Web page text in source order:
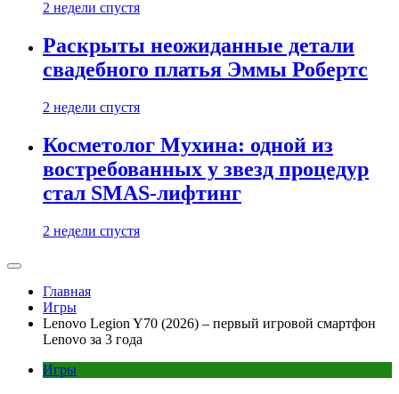
2 недели спустя
Раскрыты неожиданные детали
свадебного платья Эммы Робертс
2 недели спустя
Косметолог Мухина: одной из
востребованных у звезд процедур
стал SMAS-лифтинг
2 недели спустя
Главная
Игры
Lenovo Legion Y70 (2026) – первый игровой смартфон
Lenovo за 3 года
Игры